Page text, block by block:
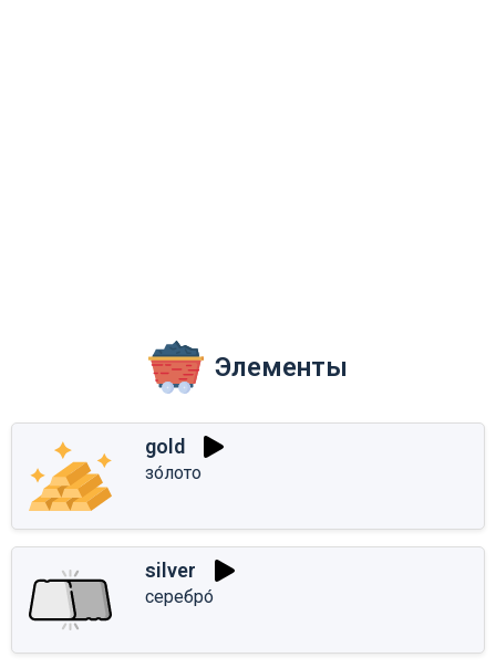
Элементы
gold
зо́лото
silver
серебро́